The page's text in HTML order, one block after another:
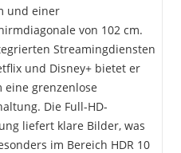
und einer
von 102 cm.
Streamingdiensten
und Disney+ bietet er
eine grenzenlose
Die Full-HD-
liefert klare Bilder, was
im Bereich HDR 10